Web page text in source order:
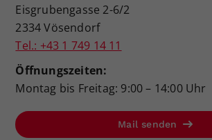
Eisgrubengasse 2-6/2
2334 Vösendorf
Tel.: +43 1 749 14 11
Öffnungszeiten:
Montag bis Freitag: 9:00 – 14:00 Uhr
Mail senden